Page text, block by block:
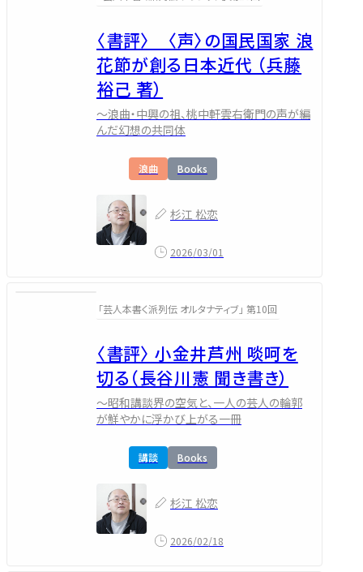
〈書評〉 〈声〉の国民国家 浪
花節が創る日本近代 （兵藤
裕己 著）
～浪曲・中興の祖、桃中軒雲右衛門の声が編
んだ幻想の共同体
浪曲 Books
杉江 松恋
2026/03/01
「芸人本書く派列伝 オルタナティブ」 第10回
〈書評〉 小金井芦州 啖呵を
切る（長谷川憲 聞き書き）
～昭和講談界の空気と、一人の芸人の輪郭
が鮮やかに浮かび上がる一冊
講談 Books
杉江 松恋
2026/02/18